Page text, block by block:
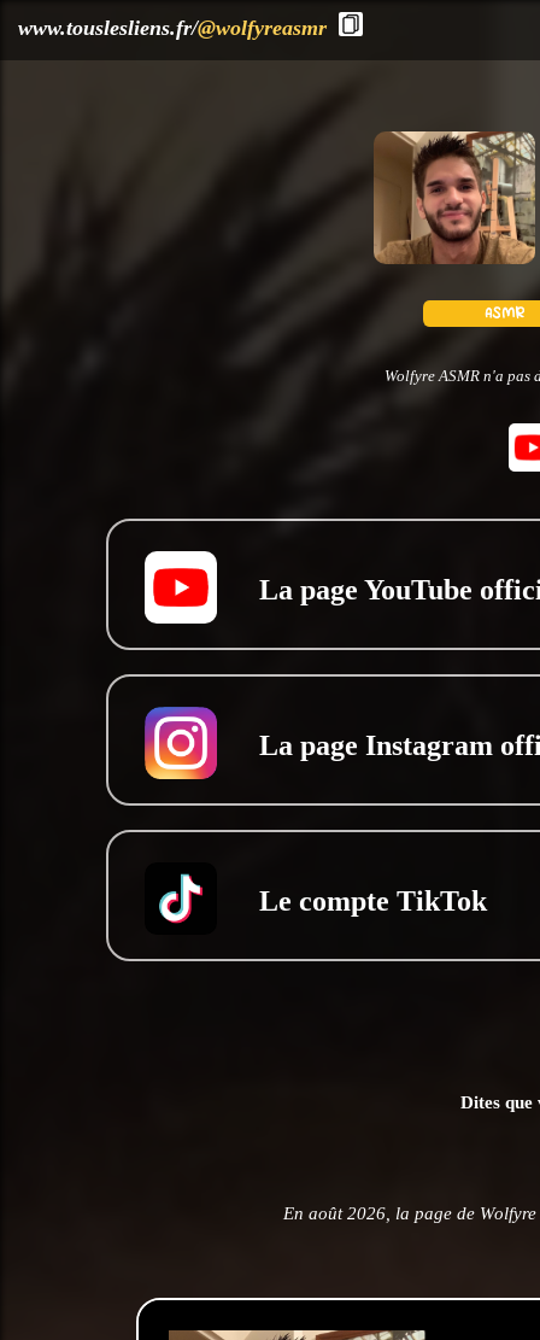
www.touslesliens.fr/@wolfyreasmr
Wolfyre ASMR n'a pas
La page YouTube
La page Instagram
Le compte TikTok
Dites que
En août 2026, la page de